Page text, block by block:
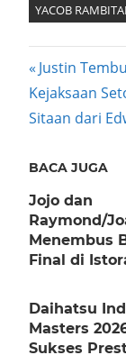
YACOB
Post
Previous
Post:
Justin
Next
Post:
Kejaksaan
Sitaan dari
BACA JUGA
Jojo dan
Raymond/
Menembus
Final di
Daihatsu
Masters
Sukses